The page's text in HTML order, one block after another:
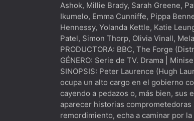
Ashok, Millie Brady, Sarah Greene,
Ikumelo, Emma Cunniffe, Pippa
Hennessy, Yolanda Kettle, Katie
Patel, Simon Thorp, Olivia Vinall,
PRODUCTORA: BBC, The Forge
GÉNERO: Serie de TV. Drama |
SINOPSIS: Peter Laurence (Hugh
ocupa un alto cargo en el gobierno
cayendo a pedazos o, más bien, sus
aparecer historias
remordimiento, echa a caminar por